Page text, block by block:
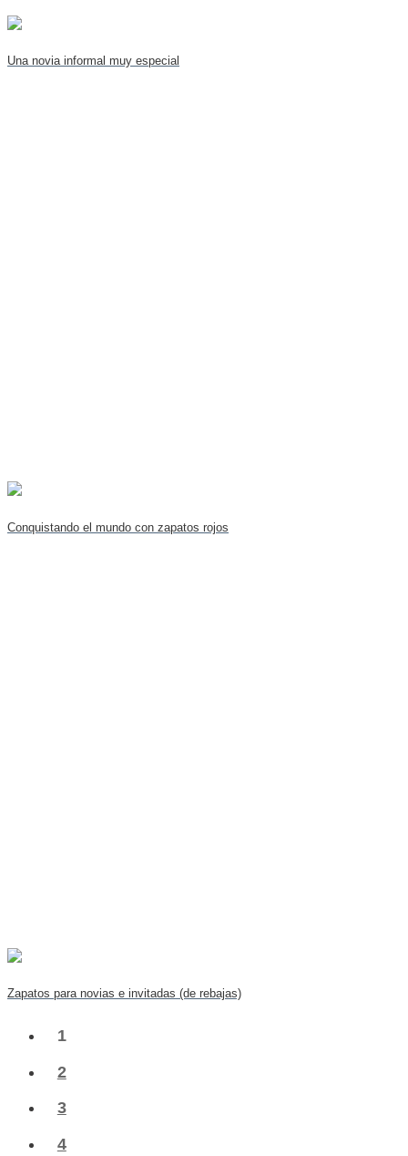
Una novia informal muy especial
Conquistando el mundo con zapatos rojos
Zapatos para novias e invitadas (de rebajas)
1
2
3
4